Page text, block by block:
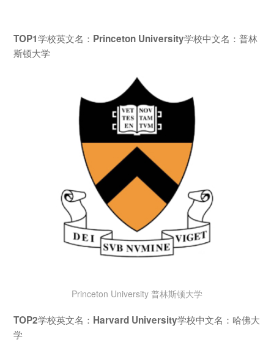
TOP1学校英文名： Princeton University学校中文名：普林
斯顿大学
Princeton University 普林斯顿大学
TOP2学校英文名： Harvard University学校中文名：哈佛大
学